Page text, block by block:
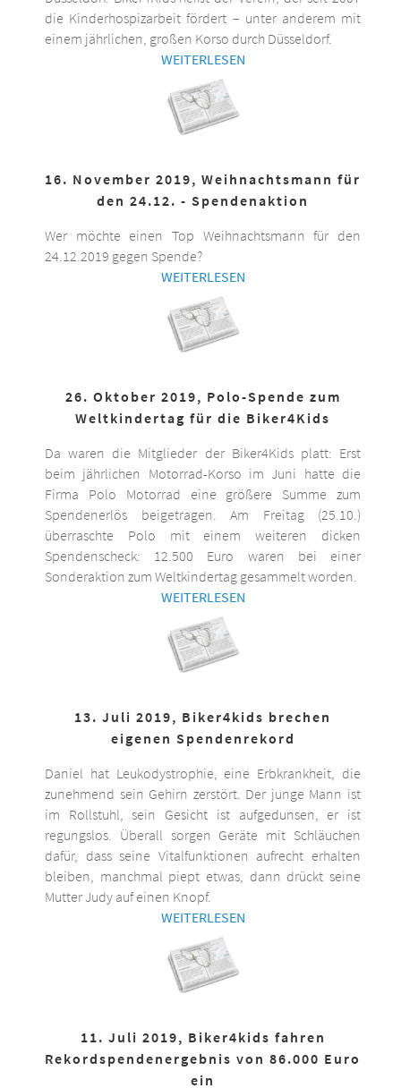
die Kinderhospizarbeit fördert – unter anderem mit
einem jährlichen, großen Korso durch Düsseldorf.
WEITERLESEN
16. November 2019, Weihnachtsmann für
den 24.12. - Spendenaktion
Wer möchte einen Top Weihnachtsmann für den
24.12.2019 gegen Spende?
WEITERLESEN
26. Oktober 2019, Polo-Spende zum
Weltkindertag für die Biker4Kids
Da waren die Mitglieder der Biker4Kids platt: Erst
beim jährlichen Motorrad-Korso im Juni hatte die
Firma Polo Motorrad eine größere Summe zum
Spendenerlös beigetragen. Am Freitag (25.10.)
überraschte Polo mit einem weiteren dicken
Spendenscheck: 12.500 Euro waren bei einer
Sonderaktion zum Weltkindertag gesammelt worden.
WEITERLESEN
13. Juli 2019, Biker4kids brechen
eigenen Spendenrekord
Daniel hat Leukodystrophie, eine Erbkrankheit, die
zunehmend sein Gehirn zerstört. Der junge Mann ist
im Rollstuhl, sein Gesicht ist aufgedunsen, er ist
regungslos. Überall sorgen Geräte mit Schläuchen
dafür, dass seine Vitalfunktionen aufrecht erhalten
bleiben, manchmal piept etwas, dann drückt seine
Mutter Judy auf einen Knopf.
WEITERLESEN
11. Juli 2019, Biker4kids fahren
Rekordspendenergebnis von 86.000 Euro
ein